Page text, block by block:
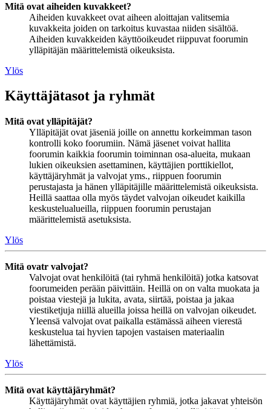
Mitä ovat aiheiden kuvakkeet?
Aiheiden kuvakkeet ovat aiheen aloittajan valitsemia
kuvakkeita joiden on tarkoitus kuvastaa niiden sisältöä.
Aiheiden kuvakkeiden käyttöoikeudet riippuvat foorumin
ylläpitäjän määrittelemistä oikeuksista.
Ylös
Käyttäjätasot ja ryhmät
Mitä ovat ylläpitäjät?
Ylläpitäjät ovat jäseniä joille on annettu korkeimman tason
kontrolli koko foorumiin. Nämä jäsenet voivat hallita
foorumin kaikkia foorumin toiminnan osa-alueita, mukaan
lukien oikeuksien asettaminen, käyttäjien porttikiellot,
käyttäjäryhmät ja valvojat yms., riippuen foorumin
perustajasta ja hänen ylläpitäjille määrittelemistä oikeuksista.
Heillä saattaa olla myös täydet valvojan oikeudet kaikilla
keskustelualueilla, riippuen foorumin perustajan
määrittelemistä asetuksista.
Ylös
Mitä ovatr valvojat?
Valvojat ovat henkilöitä (tai ryhmä henkilöitä) jotka katsovat
foorumeiden perään päivittäin. Heillä on on valta muokata ja
poistaa viestejä ja lukita, avata, siirtää, poistaa ja jakaa
viestiketjuja niillä alueilla joissa heillä on valvojan oikeudet.
Yleensä valvojat ovat paikalla estämässä aiheen vierestä
keskustelua tai hyvien tapojen vastaisen materiaalin
lähettämistä.
Ylös
Mitä ovat käyttäjäryhmät?
Käyttäjäryhmät ovat käyttäjien ryhmiä, jotka jakavat yhteisön